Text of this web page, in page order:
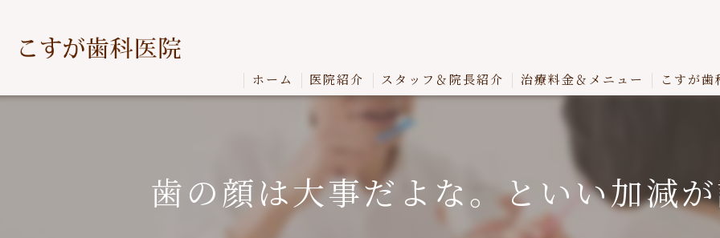
ホーム 医院紹介 スタッフ＆院長紹介 治療料金＆メニュー こすが
歯の顔は大事だよな。といい加減